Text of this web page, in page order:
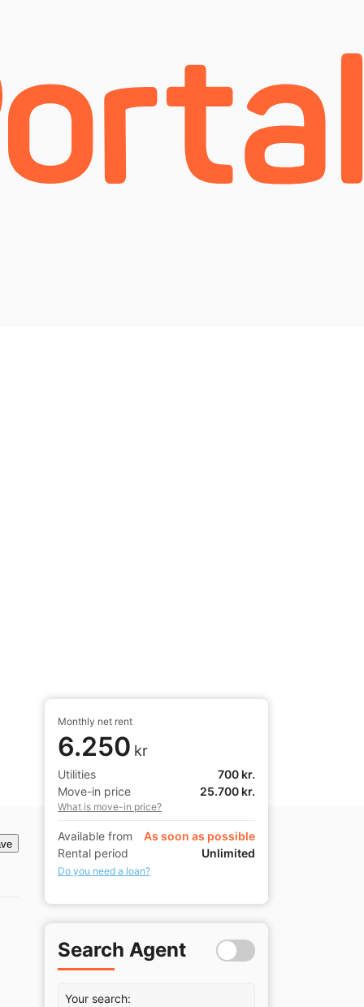
Monthly net rent
6.250 kr
Utilities
700 kr.
Move-in price
25.700 kr.
What is move-in price?
Available from
As soon as possible
Rental period
Unlimited
Do you need a loan?
Search Agent
Your search: